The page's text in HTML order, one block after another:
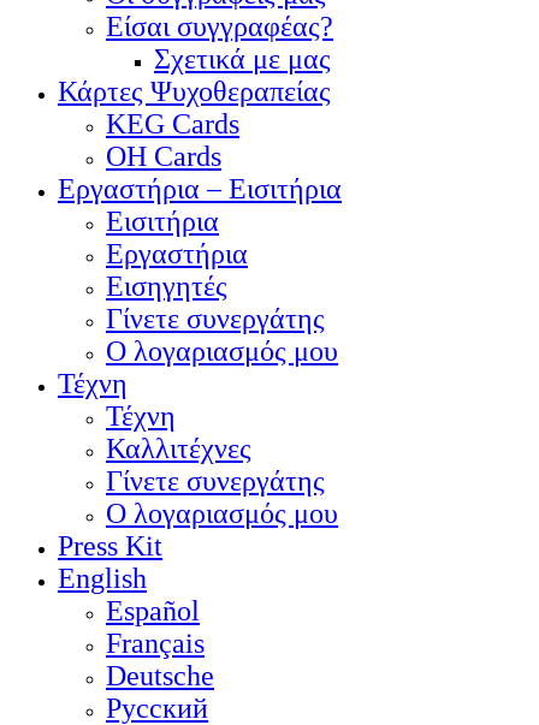
Είσαι συγγραφέας?
Σχετικά με μας
Κάρτες Ψυχοθεραπείας
KEG Cards
OH Cards
Εργαστήρια – Εισιτήρια
Εισιτήρια
Εργαστήρια
Εισηγητές
Γίνετε συνεργάτης
Ο λογαριασμός μου
Τέχνη
Τέχνη
Καλλιτέχνες
Γίνετε συνεργάτης
Ο λογαριασμός μου
Press Kit
English
Español
Français
Deutsche
Pусский